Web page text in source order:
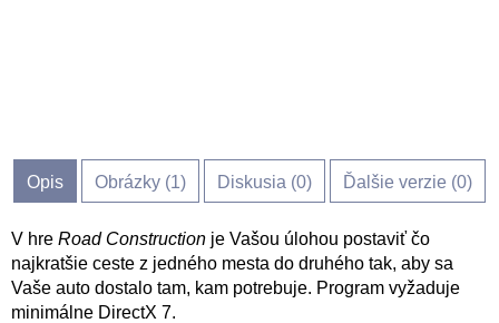
Opis Obrázky (1) Diskusia (0) Ďalšie verzie (0)
V hre Road Construction je Vašou úlohou postaviť čo
najkratšie ceste z jedného mesta do druhého tak, aby sa
Vaše auto dostalo tam, kam potrebuje. Program vyžaduje
minimálne DirectX 7.